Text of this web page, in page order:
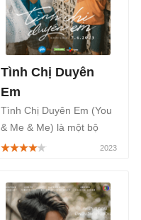
Tình Chị Duyên
Em
Tình Chị Duyên Em (You
& Me & Me) là một bộ
phim chiếu rạp Thái Lan
thức được công chiếu tại
các rạp chiếu phim trên